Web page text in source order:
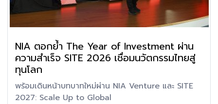
NIA ตอกย้ำ The Year of Investment ผ่าน
ความสำเร็จ SITE 2026 เชื่อมนวัตกรรมไทยสู่
ทุนโลก
พร้อมเดินหน้าบทบาทใหม่ผ่าน NIA Venture และ SITE
2027: Scale Up to Global